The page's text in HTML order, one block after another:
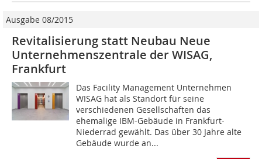
Ausgabe 08/2015
Revitalisierung statt Neubau Neue
Unternehmenszentrale der WISAG,
Frankfurt
Das Facility Management Unternehmen
WISAG hat als Standort für seine
verschiedenen Gesellschaften das
ehemalige IBM-Gebäude in Frankfurt-
Niederrad gewählt. Das über 30 Jahre alte
Gebäude wurde an...